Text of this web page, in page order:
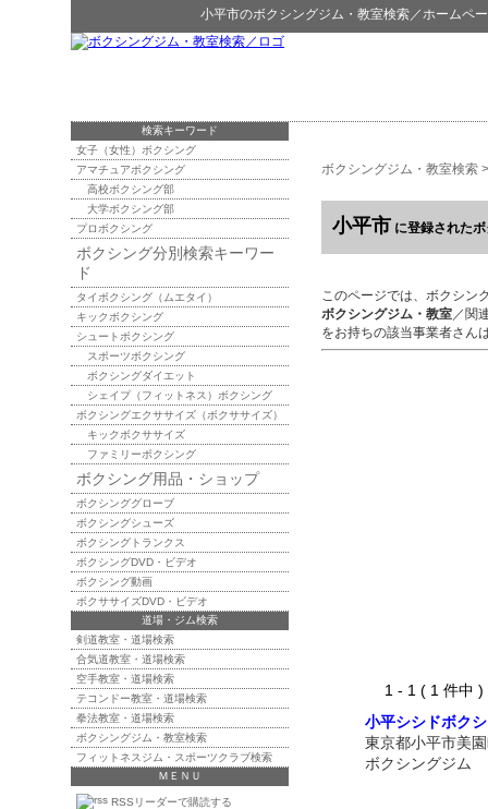
小平市のボクシングジム・教室検索／ホームペ
ボクシングジム・教室検索
小平市 に登録された
このページでは、ボクシン
ボクシングジム・教室／関
をお持ちの該当事業者さん
1 - 1 ( 1 件
小平シシドボク
東京都小平市美
ボクシングジム
検索キーワード
女子（女性）ボクシング
アマチュアボクシング
高校ボクシング部
大学ボクシング部
プロボクシング
ボクシング分別検索キーワー
ド
タイボクシング（ムエタイ）
キックボクシング
シュートボクシング
スポーツボクシング
ボクシングダイエット
シェイプ（フィットネス）ボクシング
ボクシングエクササイズ（ボクササイズ）
キックボクササイズ
ファミリーボクシング
ボクシング用品・ショップ
ボクシンググローブ
ボクシングシューズ
ボクシングトランクス
ボクシングDVD・ビデオ
ボクシング動画
ボクササイズDVD・ビデオ
道場・ジム検索
剣道教室・道場検索
合気道教室・道場検索
空手教室・道場検索
テコンドー教室・道場検索
拳法教室・道場検索
ボクシングジム・教室検索
フィットネスジム・スポーツクラブ検索
ＭＥＮＵ
RSSリーダーで購読する